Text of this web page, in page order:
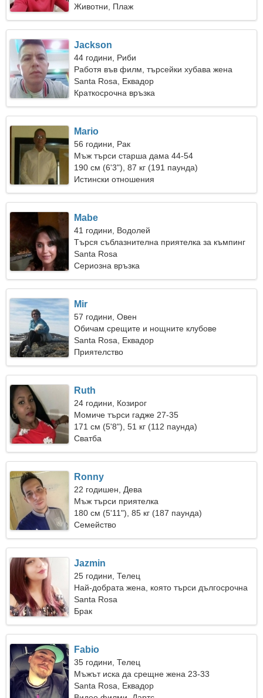
Животни, Плаж
Jackson
44 години, Риби
Работя във филм, търсейки хубава жена
Santa Rosa, Еквадор
Краткосрочна връзка
Mario
56 години, Рак
Мъж търси старша дама 44-54
190 см (6'3"), 87 кг (191 паунда)
Истински отношения
Mabe
41 години, Водолей
Търся съблазнителна приятелка за къмпинг
Santa Rosa
Сериозна връзка
Mir
57 години, Овен
Обичам срещите и нощните клубове
Santa Rosa, Еквадор
Приятелство
Ruth
24 години, Козирог
Момиче търси гадже 27-35
171 см (5'8"), 51 кг (112 паунда)
Сватба
Ronny
22 годишен, Дева
Мъж търси приятелка
180 см (5'11"), 85 кг (187 паунда)
Семейство
Jazmin
25 години, Телец
Най-добрата жена, която търси дългосрочна
връзка
Santa Rosa
Брак
Fabio
35 години, Телец
Мъжът иска да срещне жена 23-33
Santa Rosa, Еквадор